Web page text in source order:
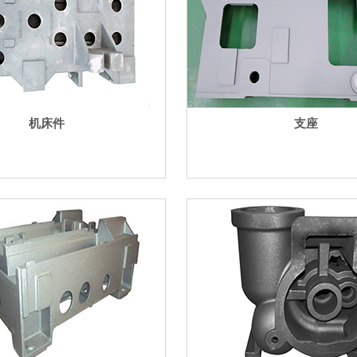
机床件 支座